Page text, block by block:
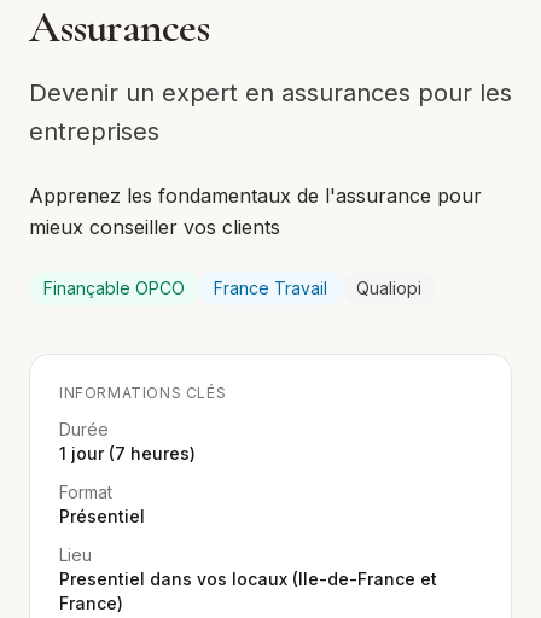
Assurances
Devenir un expert en assurances pour les
entreprises
Apprenez les fondamentaux de l'assurance pour
mieux conseiller vos clients
Finançable OPCO France Travail Qualiopi
INFORMATIONS CLÉS
Durée
1 jour (7 heures)
Format
Présentiel
Lieu
Presentiel dans vos locaux (Ile-de-France et
France)